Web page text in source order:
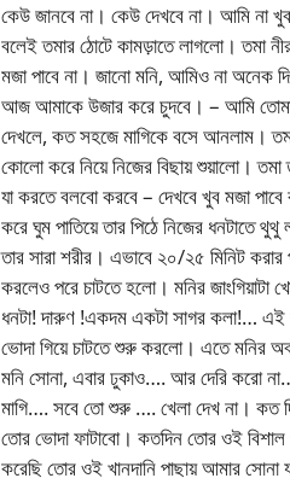
কেউ জানবে না। কেউ দেখবে না। আমি না খুব
বলেই তমার ঠোটে কামড়াতে লাগলো। তমা
মজা পাবে না। জানো মনি, আমিও না অনেক
আজ আমাকে উজার করে চুদবে। – আমি
দেখলে, কত সহজে মাগিকে বসে আনলাম।
কোলো করে নিয়ে নিজের বিছায় শুয়ালো।
যা করতে বলবো করবে – দেখবে খুব মজা
করে ঘুম পাতিয়ে তার পিঠে নিজের ধনটাতে
তার সারা শরীর। এভাবে ২০/২৫ মিনিট
করলেও পরে চাটতে হলো। মনির জাংগিয়াটা
ধনটা! দারুণ !একদম একটা সাগর কলা!… এই
ভোদা গিয়ে চাটতে শুরু করলো। এতে মনির
মনি সোনা, এবার ঢুকাও…. আর দেরি করো
মাগি…. সবে তো শুরু …. খেলা দেখ না। কত
তোর ভোদা ফাটাবো। কতদিন তোর ওই বিশাল
করেছি তোর ওই খানদানি পাছায় আমার সোনা